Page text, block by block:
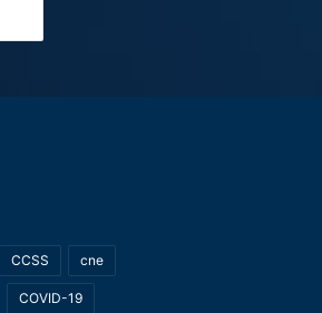
CCSS cne
COVID-19